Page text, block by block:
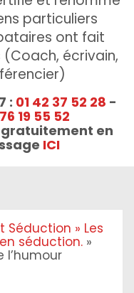
particuliers
ont fait
écrivain,
: 01 42 37 52 28 -
19 55 52
en
ICI
Séduction » Les
séduction.»
l’humour